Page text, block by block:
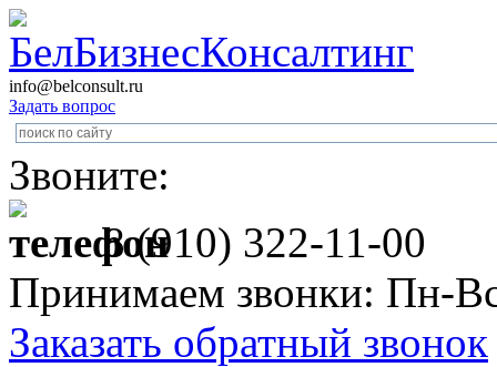
info@belconsult.ru
Задать вопрос
Звоните:
8 (910) 322-11-00
Принимаем звонки: Пн-
Заказать обратный звонок